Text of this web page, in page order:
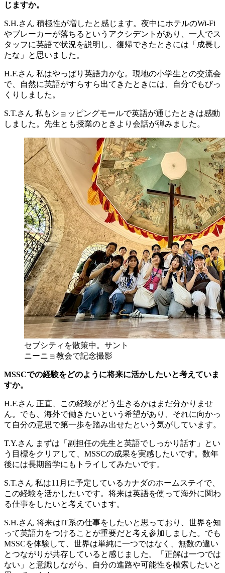
じますか。
S.H.さん 積極性が増したと感じます。夜中にホテルのWi-Fi
やブレーカーが落ちるというアクシデントがあり、一人でス
タッフに英語で状況を説明し、復帰できたときには「成長し
たな」と思いました。
H.F.さん 私はやっぱり英語力かな。現地の小学生との交流会
で、自然に英語がすらすら出てきたときには、自分でもびっ
くりしました。
S.T.さん 私もショッピングモールで英語が通じたときは感動
しました。先生とも授業のときより会話が弾みました。
セブシティを散策中。サント
ニーニョ教会で記念撮影
MSSCでの経験をどのように将来に活かしたいと考えていま
すか。
H.F.さん 正直、この経験がどう生きるかはまだ分かりませ
ん。でも、海外で働きたいという希望があり、それに向かっ
て自分の意思で第一歩を踏み出せたという気がしています。
T.Y.さん まずは「副担任の先生と英語でしっかり話す」とい
う目標をクリアして、MSSCの成果を実感したいです。数年
後には長期留学にもトライしてみたいです。
S.T.さん 私は11月に予定しているカナダのホームステイで、
この経験を活かしたいです。将来は英語を使って海外に関わ
る仕事をしたいと考えています。
S.H.さん 将来はIT系の仕事をしたいと思っており、世界を知
って英語力をつけることが重要だと考え参加しました。でも
MSSCを体験して、世界は単純に一つではなく、無数の違い
とつながりが共存していると感じました。「正解は一つでは
ない」と意識しながら、自分の進路や可能性を模索したいと